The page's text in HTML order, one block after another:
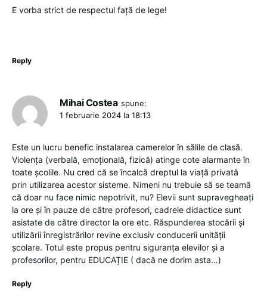
E vorba strict de respectul față de lege!
Reply
Mihai Costea spune:
1 februarie 2024 la 18:13
Este un lucru benefic instalarea camerelor în sălile de clasă.
Violența (verbală, emoțională, fizică) atinge cote alarmante în
toate școlile. Nu cred că se încalcă dreptul la viață privată
prin utilizarea acestor sisteme. Nimeni nu trebuie să se teamă
că doar nu face nimic nepotrivit, nu? Elevii sunt supravegheați
la ore și în pauze de către profesori, cadrele didactice sunt
asistate de către director la ore etc. Răspunderea stocării și
utilizării înregistrărilor revine exclusiv conducerii unității
școlare. Totul este propus pentru siguranța elevilor și a
profesorilor, pentru EDUCAȚIE ( dacă ne dorim asta…)
Reply